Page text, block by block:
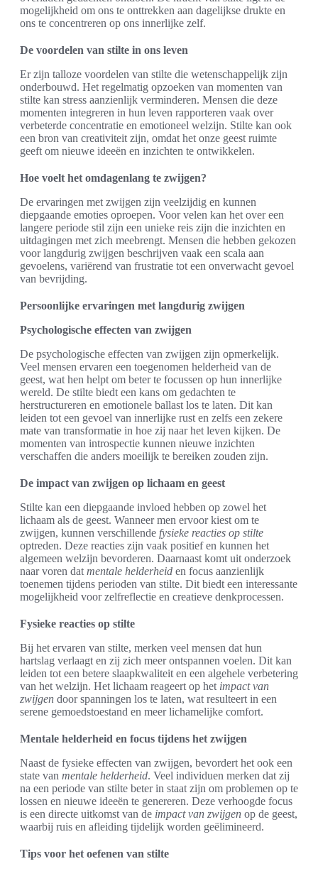
mogelijkheid om ons te onttrekken aan dagelijkse drukte en
ons te concentreren op ons innerlijke zelf.
De voordelen van stilte in ons leven
Er zijn talloze voordelen van stilte die wetenschappelijk zijn
onderbouwd. Het regelmatig opzoeken van momenten van
stilte kan stress aanzienlijk verminderen. Mensen die deze
momenten integreren in hun leven rapporteren vaak over
verbeterde concentratie en emotioneel welzijn. Stilte kan ook
een bron van creativiteit zijn, omdat het onze geest ruimte
geeft om nieuwe ideeën en inzichten te ontwikkelen.
Hoe voelt het omdagenlang te zwijgen?
De ervaringen met zwijgen zijn veelzijdig en kunnen
diepgaande emoties oproepen. Voor velen kan het over een
langere periode stil zijn een unieke reis zijn die inzichten en
uitdagingen met zich meebrengt. Mensen die hebben gekozen
voor langdurig zwijgen beschrijven vaak een scala aan
gevoelens, variërend van frustratie tot een onverwacht gevoel
van bevrijding.
Persoonlijke ervaringen met langdurig zwijgen
Psychologische effecten van zwijgen
De psychologische effecten van zwijgen zijn opmerkelijk.
Veel mensen ervaren een toegenomen helderheid van de
geest, wat hen helpt om beter te focussen op hun innerlijke
wereld. De stilte biedt een kans om gedachten te
herstructureren en emotionele ballast los te laten. Dit kan
leiden tot een gevoel van innerlijke rust en zelfs een zekere
mate van transformatie in hoe zij naar het leven kijken. De
momenten van introspectie kunnen nieuwe inzichten
verschaffen die anders moeilijk te bereiken zouden zijn.
De impact van zwijgen op lichaam en geest
Stilte kan een diepgaande invloed hebben op zowel het
lichaam als de geest. Wanneer men ervoor kiest om te
zwijgen, kunnen verschillende fysieke reacties op stilte
optreden. Deze reacties zijn vaak positief en kunnen het
algemeen welzijn bevorderen. Daarnaast komt uit onderzoek
naar voren dat mentale helderheid en focus aanzienlijk
toenemen tijdens perioden van stilte. Dit biedt een interessante
mogelijkheid voor zelfreflectie en creatieve denkprocessen.
Fysieke reacties op stilte
Bij het ervaren van stilte, merken veel mensen dat hun
hartslag verlaagt en zij zich meer ontspannen voelen. Dit kan
leiden tot een betere slaapkwaliteit en een algehele verbetering
van het welzijn. Het lichaam reageert op het impact van
zwijgen door spanningen los te laten, wat resulteert in een
serene gemoedstoestand en meer lichamelijke comfort.
Mentale helderheid en focus tijdens het zwijgen
Naast de fysieke effecten van zwijgen, bevordert het ook een
state van mentale helderheid. Veel individuen merken dat zij
na een periode van stilte beter in staat zijn om problemen op te
lossen en nieuwe ideeën te genereren. Deze verhoogde focus
is een directe uitkomst van de impact van zwijgen op de geest,
waarbij ruis en afleiding tijdelijk worden geëlimineerd.
Tips voor het oefenen van stilte